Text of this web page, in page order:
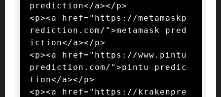
prediction</a></p>
<p><a href="https://metamaskp
rediction.com/">metamask pred
iction</a></p>
<p><a href="https://www.pintu
prediction.com/">pintu predic
tion</a></p>
<p><a href="https://krakenpre